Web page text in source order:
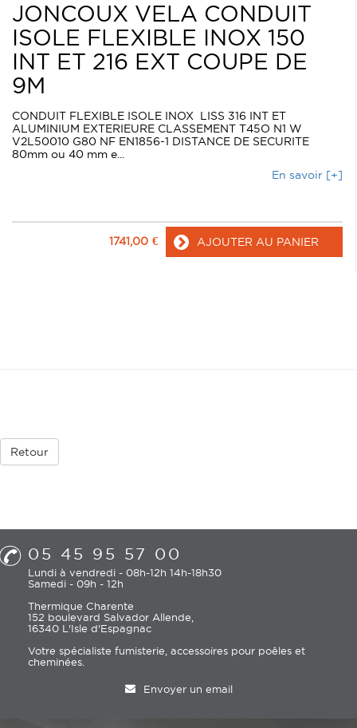
JONCOUX VELA CONDUIT
ISOLE FLEXIBLE INOX 150
INT ET 216 EXT COUPE DE
9M
CONDUIT FLEXIBLE ISOLE INOX LISS 316 INT ET
ALUMINIUM EXTERIEURE CLASSEMENT T45O N1 W
V2L50010 G80 NF EN1856-1 DISTANCE DE SECURITE
80mm ou 40 mm e...
En savoir [+]
1741,00 € AJOUTER AU PANIER
Retour
05 45 95 57 00
Lundi à vendredi - 08h-12h 14h-18h30
Samedi - 09h - 12h
Thermique Charente
152 boulevard Salvador Allende,
16340 L'Isle d'Espagnac
Votre spécialiste fumisterie, accessoires pour poêles et
cheminées.
Envoyer un email